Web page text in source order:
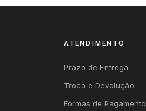
ATENDIMENTO
Prazo de Entrega
Troca e Devolução
Formas de Pagamento